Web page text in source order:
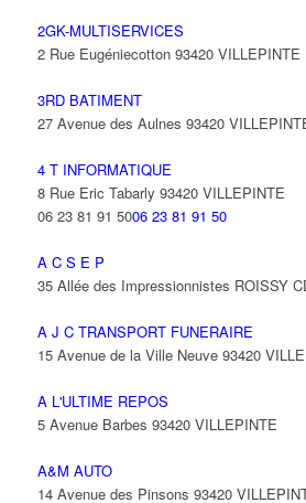
2GK-MULTISERVICES
2 Rue Eugéniecotton 93420 VILLEPINTE
3RD BATIMENT
27 Avenue des Aulnes 93420
4 T INFORMATIQUE
8 Rue Eric Tabarly 93420 VILLEPINTE
06 23 81 91 5006 23 81 91 50
A C S E P
35 Allée des Impressionnistes ROISSY
A J C TRANSPORT FUNERAIRE
15 Avenue de la Ville Neuve 93420
A L'ULTIME REPOS
5 Avenue Barbes 93420 VILLEPINTE
A&M AUTO
14 Avenue des Pinsons 93420